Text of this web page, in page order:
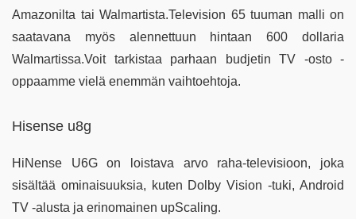
Amazonilta tai Walmartista.Television 65 tuuman malli on
saatavana myös alennettuun hintaan 600 dollaria
Walmartissa.Voit tarkistaa parhaan budjetin TV -osto -
oppaamme vielä enemmän vaihtoehtoja.
Hisense u8g
HiNense U6G on loistava arvo raha-televisioon, joka
sisältää ominaisuuksia, kuten Dolby Vision -tuki, Android
TV -alusta ja erinomainen upScaling.